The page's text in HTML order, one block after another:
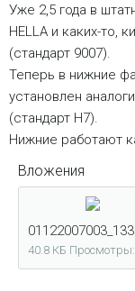
Уже 2,5 года в
HELLA и каких-то,
(стандарт 9007).
Теперь в нижние
установлен
(стандарт Н7).
Нижние работают
Вложения
40.8 КБ